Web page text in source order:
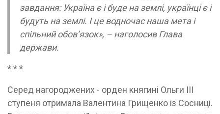
завдання: Україна є і буде на землі, українці є і
будуть на землі. І це водночас наша мета і
спільний обовʼязок», – наголосив Глава
держави.
* * *
Серед нагороджених - орден княгині Ольги ІІІ
ступеня отримала Валентина Грищенко із Сосниці.